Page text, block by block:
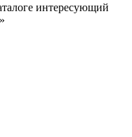
интересующий